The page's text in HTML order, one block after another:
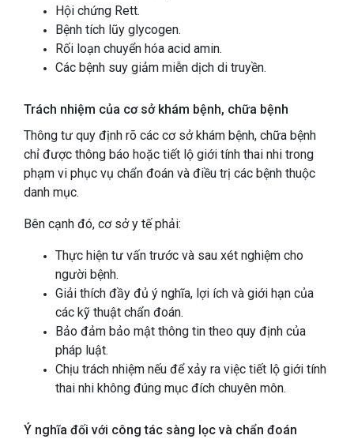
Hội chứng Rett.
Bệnh tích lũy glycogen.
Rối loạn chuyển hóa acid amin.
Các bệnh suy giảm miễn dịch di truyền.
Trách nhiệm của cơ sở khám bệnh, chữa bệnh
Thông tư quy định rõ các cơ sở khám bệnh, chữa bệnh
chỉ được thông báo hoặc tiết lộ giới tính thai nhi trong
phạm vi phục vụ chẩn đoán và điều trị các bệnh thuộc
danh mục.
Bên cạnh đó, cơ sở y tế phải:
Thực hiện tư vấn trước và sau xét nghiệm cho
người bệnh.
Giải thích đầy đủ ý nghĩa, lợi ích và giới hạn của
các kỹ thuật chẩn đoán.
Bảo đảm bảo mật thông tin theo quy định của
pháp luật.
Chịu trách nhiệm nếu để xảy ra việc tiết lộ giới tính
thai nhi không đúng mục đích chuyên môn.
Ý nghĩa đối với công tác sàng lọc và chẩn đoán